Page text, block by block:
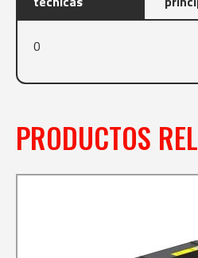
0
PRODUCTOS